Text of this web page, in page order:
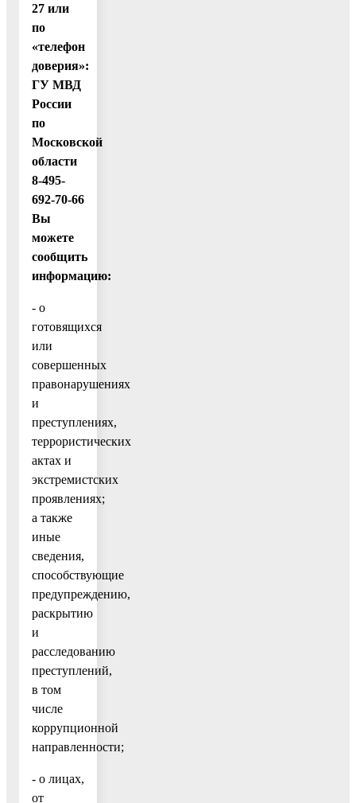
27 или
по
«телефон
доверия»:
ГУ МВД
России
по
Московской
области
8-495-
692-70-66
Вы
можете
сообщить
информацию:
- о
готовящихся
или
совершенных
правонарушениях
и
преступлениях,
террористических
актах и
экстремистских
проявлениях;
а также
иные
сведения,
способствующие
предупреждению,
раскрытию
и
расследованию
преступлений,
в том
числе
коррупционной
направленности;
- о лицах,
от